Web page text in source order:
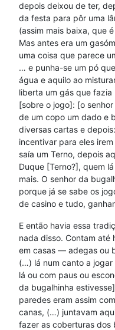
depois deixou de ter,
da festa para pôr uma
(assim mais baixa, que
Mas antes era um
uma coisa que parece
… e punha-se um pó
água e aquilo ao
liberta um gás que
[sobre o jogo]: [o
de um copo um dado e
diversas cartas e depois:
incentivar para eles
saía um Terno, depois
Duque [Terno?], quem
mais. O senhor da
porque já se sabe os
de casino e tudo,
E então havia essa
nada disso. Contam até
em casas — adegas ou
(…) lá num canto a jogar
lá ou com paus ou
da bugalhinha
paredes eram assim
canas, (…) juntavam
fazer as coberturas